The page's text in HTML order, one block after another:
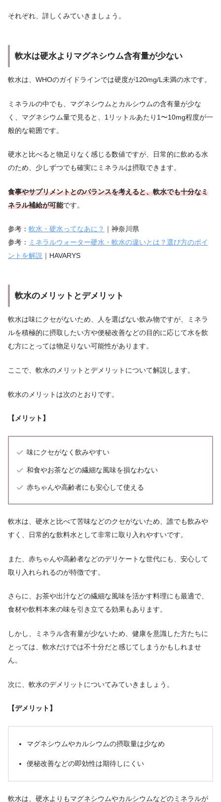
それぞれ、詳しくみていきましょう。
軟水は硬水よりマグネシウム含有量が少ない
軟水は、WHOのガイドラインでは硬度が120mg/L未満の水です。
ミネラルの中でも、マグネシウムとカルシウムの含有量が少な
く、マグネシウム量で見ると、1リットルあたり1〜10mg程度が一
般的な範囲です。
硬水と比べると物足りなく感じる数値ですが、日常的に飲める水
のため、少しずつでも確実にミネラルは摂取できます。
食事やサプリメントとのバランスを考えると、軟水でも十分なミ
ネラル補給が可能です。
参考： 軟水・硬水ってなあに？ ｜神奈川県
参考： ミネラルウォーター硬水・軟水の違いとは？選び方のポイ
ントを解説 ｜HAVARYS
軟水のメリットとデメリット
軟水は味にクセがないため、人を選ばない飲み物ですが、ミネラ
ルを積極的に摂取したい方や便秘改善などの目的に応じて水を飲
む方にとっては物足りない可能性があります。
ここで、軟水のメリットとデメリットについて解説します。
軟水のメリットは次のとおりです。
【メリット】
味にクセがなく飲みやすい
和食やお茶などの繊細な風味を損なわない
赤ちゃんや高齢者にも安心して使える
軟水は、硬水と比べて苦味などのクセがないため、誰でも飲みや
すく、日常的な飲料水として非常に取り入れやすいです。
また、赤ちゃんや高齢者などのデリケートな世代にも、安心して
取り入れられるのが特徴です。
さらに、お茶や出汁などの繊細な風味を活かす料理にも最適で、
食材や飲料本来の味を引き立てる効果もあります。
しかし、ミネラル含有量が少ないため、健康を意識した方たちに
とっては、軟水だけでは不十分だと感じてしまうかもしれませ
ん。
次に、軟水のデメリットについてみていきましょう。
【デメリット】
マグネシウムやカルシウムの摂取量は少なめ
便秘改善などの即効性は期待しにくい
軟水は、硬水よりもマグネシウムやカルシウムなどのミネラルが